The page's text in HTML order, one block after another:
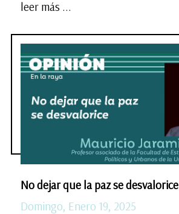
leer más ...
No dejar que la paz se desvalorice
Domingo, Enero 19, 2025